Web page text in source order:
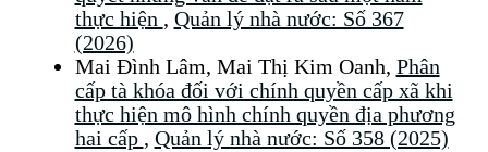
thực hiện , Quản lý nhà nước: Số 367
(2026)
Mai Đình Lâm, Mai Thị Kim Oanh, Phân
cấp tà khóa đối với chính quyền cấp xã khi
thực hiện mô hình chính quyền địa phương
hai cấp , Quản lý nhà nước: Số 358 (2025)